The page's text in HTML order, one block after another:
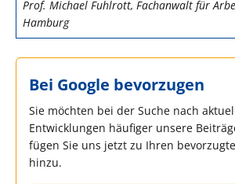
Prof. Michael Fuhlrott, Fachanwalt für
Hamburg
Bei Google bevorzugen
Sie möchten bei der Suche nach
Entwicklungen häufiger unsere
fügen Sie uns jetzt zu Ihren
hinzu.